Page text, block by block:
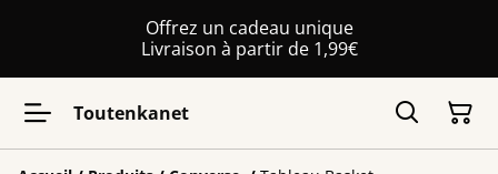
Offrez un cadeau unique
Livraison à partir de 1,99€
Toutenkanet